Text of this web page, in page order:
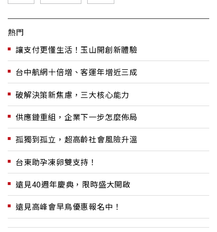
熱門
讓支付更懂生活！玉山開創新體驗
台中航網十倍增、客運年增近三成
破解決策新焦慮，三大核心能力
供應鏈重組，企業下一步怎麼佈局
孤獨到孤立，超高齡社會風險升溫
台東助孕凍卵雙支持！
遠見40週年慶典，限時盛大開啟
遠見高峰會早鳥優惠報名中！